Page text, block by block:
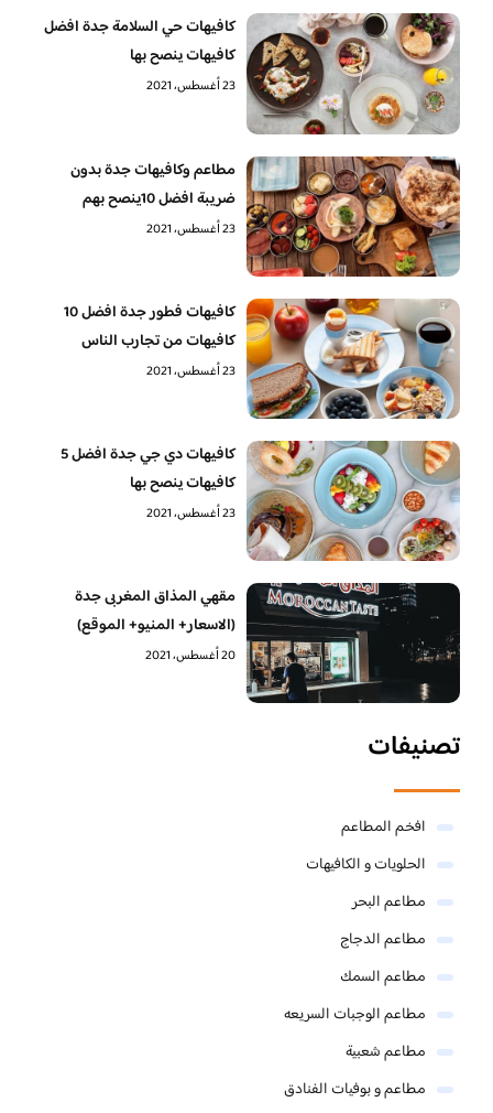
كافيهات حي السلامة جدة افضل
كافيهات ينصح بها
23 أغسطس، 2021
مطاعم وكافيهات جدة بدون
ضريبة افضل 10ينصح بهم
23 أغسطس، 2021
كافيهات فطور جدة افضل 10
كافيهات من تجارب الناس
23 أغسطس، 2021
كافيهات دي جي جدة افضل 5
كافيهات ينصح بها
23 أغسطس، 2021
مقهي المذاق المغربى جدة
(الاسعار+ المنيو+ الموقع)
20 أغسطس، 2021
تصنيفات
افخم المطاعم
الحلويات و الكافيهات ‎
مطاعم البحر
مطاعم الدجاج
مطاعم السمك
مطاعم الوجبات السريعه
مطاعم شعبية
مطاعم و بوفيات الفنادق